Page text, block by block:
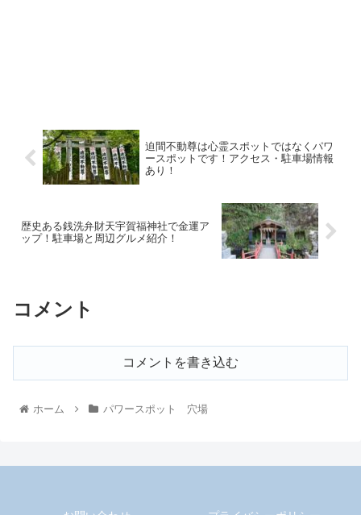
迫間不動尊は心霊スポットではなくパワ
ースポットです！アクセス・駐車場情報
あり！
歴史ある銭洗弁財天宇賀福神社で金運ア
ップ！駐車場と周辺グルメ紹介！
コメント
コメントを書き込む
ホーム パワースポット 穴場